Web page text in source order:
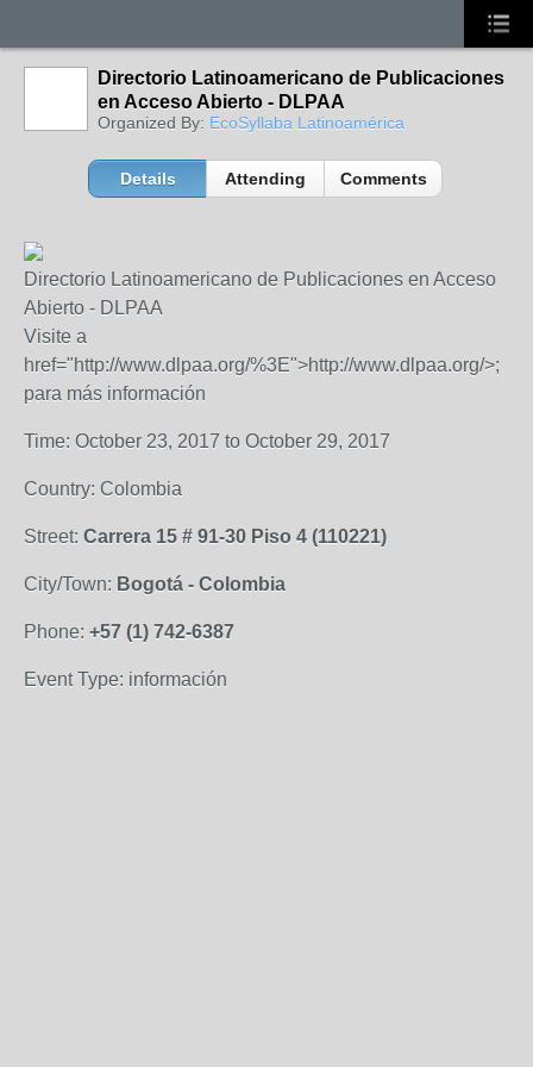
Directorio Latinoamericano de Publicaciones
en Acceso Abierto - DLPAA
Organized By: EcoSyllaba Latinoamérica
Details Attending Comments
Directorio Latinoamericano de Publicaciones en Acceso
Abierto - DLPAA
Visite a
href="http://www.dlpaa.org/%3E">http://www.dlpaa.org/>;
para más información
Time: October 23, 2017 to October 29, 2017
Country: Colombia
Street: Carrera 15 # 91-30 Piso 4 (110221)
City/Town: Bogotá - Colombia
Phone: +57 (1) 742-6387
Event Type: información